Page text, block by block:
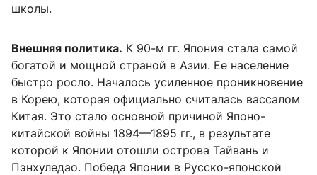
школы.
Внешняя политика. К 90-м гг. Япония стала самой
богатой и мощной страной в Азии. Ее население
быстро росло. Началось усиленное проникновение
в Корею, которая официально считалась вассалом
Китая. Это стало основной причиной Японо-
китайской войны 1894—1895 гг., в результате
которой к Японии отошли острова Тайвань и
Пэнхуледао. Победа Японии в Русско-японской